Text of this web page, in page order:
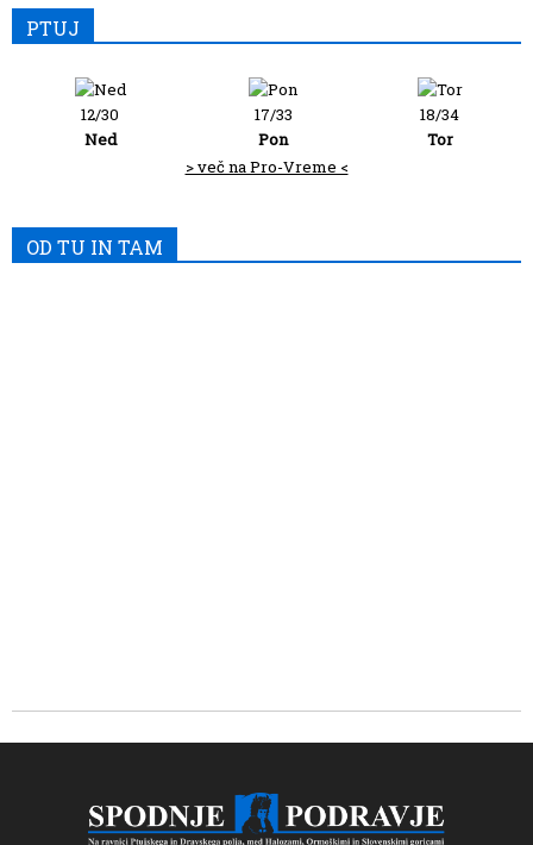
PTUJ
12/30
Ned
17/33
Pon
18/34
Tor
> več na Pro-Vreme <
OD TU IN TAM